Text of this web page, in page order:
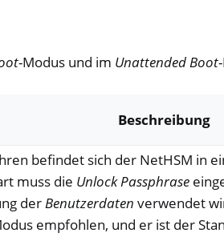
-Modus und im Unattended Boot
Beschreibung
befindet sich der NetHSM in
muss die Unlock Passphrase
der Benutzerdaten verwendet
empfohlen, und er ist der